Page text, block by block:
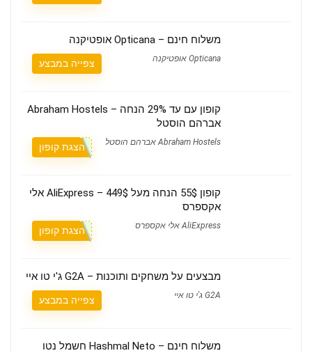
משלוח חינם – Opticana אופטיקנה
Opticana אופטיקנה צפייה במבצע
קופון עם עד 29% הנחה – Abraham Hostels
אברהם הוסטל
Abraham Hostels אברהם הוסטל הצגת קופון
קופון 55$ הנחה מעל 449$ – AliExpress אלי
אקספרס
AliExpress אלי אקספרס הצגת קופון
מבצעים על משחקים ותוכנות – G2A ג'י טו איי
G2A ג'י טו איי צפייה במבצע
משלוח חינם – Hashmal Neto חשמל נטו